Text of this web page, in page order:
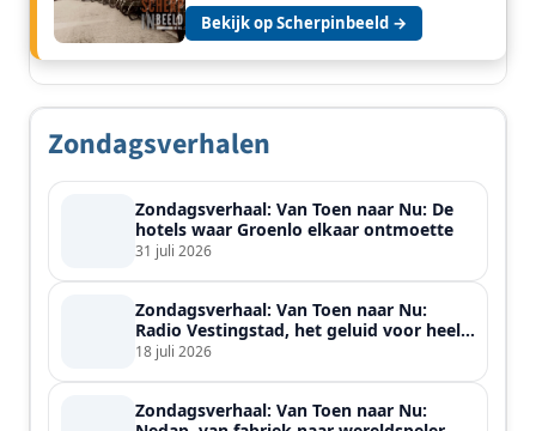
Bekijk op Scherpinbeeld →
Zondagsverhalen
Zondagsverhaal: Van Toen naar Nu: De
hotels waar Groenlo elkaar ontmoette
31 juli 2026
Zondagsverhaal: Van Toen naar Nu:
Radio Vestingstad, het geluid voor heel
de streek
18 juli 2026
Zondagsverhaal: Van Toen naar Nu: